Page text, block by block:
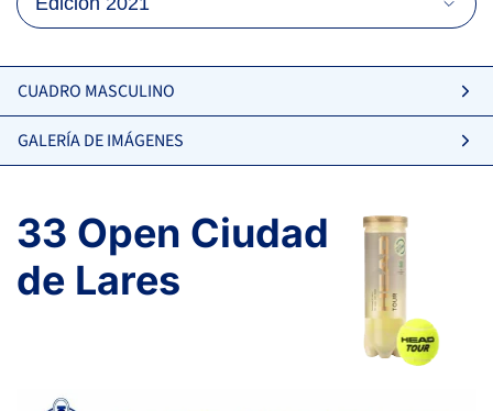
CUADRO MASCULINO
REDONDO PEREIRA, S.
21
GALERÍA DE IMÁGENES
33 Open Ciudad
de Lares